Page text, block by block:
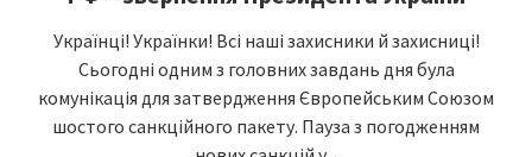
Українці! Українки! Всі наші захисники й захисниці!
Сьогодні одним з головних завдань дня була
комунікація для затвердження Європейським Союзом
шостого санкційного пакету. Пауза з погодженням